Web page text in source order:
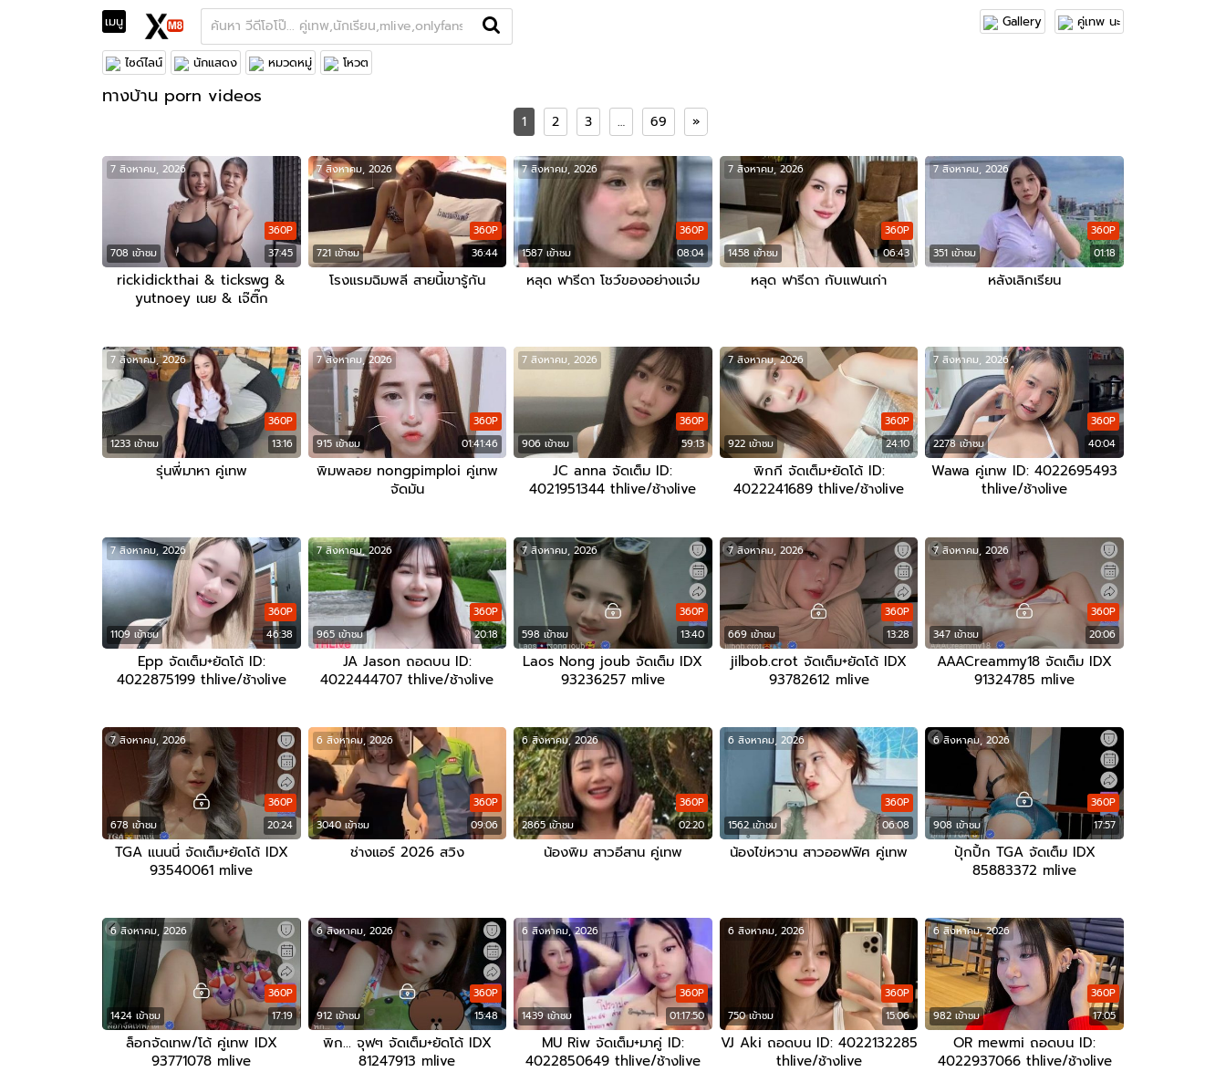
เมนู Gallery
คู่เทพ นะ
Feed Fews
Mlive Onlyfans ช้างlive/THLIVE
ไซด์ไลน์ นักแสดง หมวดหมู่ โหวต
ทางบ้าน porn videos
1 2 3 … 69 »
708 เข้าชม 37:45
360P
7 สิงหาคม, 2026
rickidickthai & tickswg &
yutnoey เนย & เจ๊ติ๊ก
721 เข้าชม 36:44
360P
7 สิงหาคม, 2026
โรงแรมฉิมพลี สายนี้เขารู้กัน
1587 เข้าชม 08:04
360P
7 สิงหาคม, 2026
หลุด ฟารีดา โชว์ของอย่างแจ๋ม
1458 เข้าชม 06:43
360P
7 สิงหาคม, 2026
หลุด ฟารีดา กับแฟนเก่า
351 เข้าชม 01:18
360P
7 สิงหาคม, 2026
หลังเลิกเรียน
1233 เข้าชม 13:16
360P
7 สิงหาคม, 2026
รุ่นพี่มาหา คู่เทพ
915 เข้าชม 01:41:46
360P
7 สิงหาคม, 2026
พิมพลอย nongpimploi คู่เทพ
จัดมัน
906 เข้าชม 59:13
360P
7 สิงหาคม, 2026
JC anna จัดเต็ม ID:
4021951344 thlive/ช้างlive
922 เข้าชม 24:10
360P
7 สิงหาคม, 2026
พิกกี จัดเต็ม+ยัดโด้ ID:
4022241689 thlive/ช้างlive
2278 เข้าชม 40:04
360P
7 สิงหาคม, 2026
Wawa คู่เทพ ID: 4022695493
thlive/ช้างlive
1109 เข้าชม 46:38
360P
7 สิงหาคม, 2026
Epp จัดเต็ม+ยัดโด้ ID:
4022875199 thlive/ช้างlive
965 เข้าชม 20:18
360P
7 สิงหาคม, 2026
JA Jason ถอดบน ID:
4022444707 thlive/ช้างlive
598 เข้าชม 13:40
360P
7 สิงหาคม, 2026
Laos Nong joub จัดเต็ม IDX
93236257 mlive
669 เข้าชม 13:28
360P
7 สิงหาคม, 2026
jilbob.crot จัดเต็ม+ยัดโด้ IDX
93782612 mlive
347 เข้าชม 20:06
360P
7 สิงหาคม, 2026
AAACreammy18 จัดเต็ม IDX
91324785 mlive
678 เข้าชม 20:24
360P
7 สิงหาคม, 2026
TGA แนนนี่ จัดเต็ม+ยัดโด้ IDX
93540061 mlive
3040 เข้าชม 09:06
360P
6 สิงหาคม, 2026
ช่างแอร์ 2026 สวิง
2865 เข้าชม 02:20
360P
6 สิงหาคม, 2026
น้องพิม สาวอีสาน คู่เทพ
1562 เข้าชม 06:08
360P
6 สิงหาคม, 2026
น้องไข่หวาน สาวออฟฟิศ คู่เทพ
908 เข้าชม 17:57
360P
6 สิงหาคม, 2026
ปุ้กปิ้ก TGA จัดเต็ม IDX
85883372 mlive
1424 เข้าชม 17:19
360P
6 สิงหาคม, 2026
ล็อกจัดเทพ/โด้ คู่เทพ IDX
93771078 mlive
912 เข้าชม 15:48
360P
6 สิงหาคม, 2026
พิก… จุฟๆ จัดเต็ม+ยัดโด้ IDX
81247913 mlive
1439 เข้าชม 01:17:50
360P
6 สิงหาคม, 2026
MU Riw จัดเต็ม+มาคู่ ID:
4022850649 thlive/ช้างlive
750 เข้าชม 15:06
360P
6 สิงหาคม, 2026
VJ Aki ถอดบน ID: 4022132285
thlive/ช้างlive
982 เข้าชม 17:05
360P
6 สิงหาคม, 2026
OR mewmi ถอดบน ID:
4022937066 thlive/ช้างlive